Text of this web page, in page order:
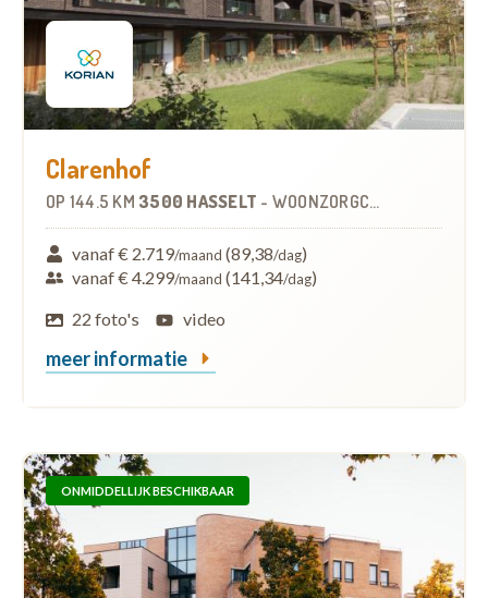
Clarenhof
OP 144.5 KM 3500 HASSELT - WOONZORGCENTRUM (WZC)
vanaf € 2.719/maand (89,38/dag)
vanaf € 4.299/maand (141,34/dag)
22 foto's
video
meer informatie
ONMIDDELLIJK BESCHIKBAAR